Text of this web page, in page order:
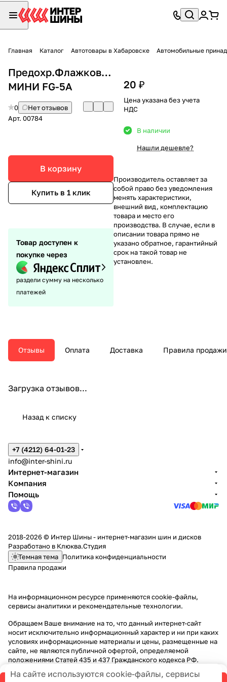
Главная Каталог Автотовары в Хабаровске Автомобильные
Предохр.Флажковые
МИНИ FG-5А
0
Нет отзывов
Арт. 00784
В корзину
Купить в 1 клик
Товар доступен к
покупке через
раздели сумму на несколько
платежей
20 ₽
Цена указана без учета
НДС
В наличии
Нашли дешевле?
Производитель оставляет за
собой право без уведомления
менять характеристики,
внешний вид, комплектацию
товара и место его
производства. В случае, если в
описании товара прямо не
указано обратное, гарантийный
срок на такой товар не
установлен.
Отзывы Оплата Доставка Правила продажи
Загрузка отзывов...
Назад к списку
+7 (4212) 64-01-23
info@inter-shini.ru
Интернет-магазин
Компания
Помощь
2018-2026 © Интер Шины - интернет-магазин шин и дисков
Разработано в Клюква.Студия
Темная тема Политика конфиденциальности
Правила продажи
На информационном ресурсе применяютсяcookie-файлы,
сервисы аналитики и рекомендательные технологии.
Обращаем Ваше внимание на то, что данный интернет-сайт
носит исключительно информационный характер и ни при каких
условиях информационные материалы и цены, размещенные на
сайте, не являются публичной офертой, определяемой
положениями Статей 435 и 437 Гражданского кодекса РФ.
На сайте используются cookie-файлы, сервисы